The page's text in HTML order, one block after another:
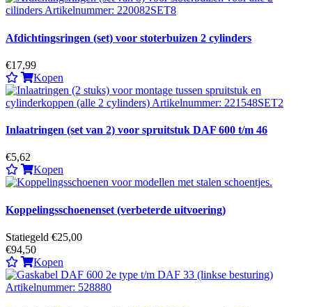
Afdichtingsringen (set) voor stoterbuizen 2 cylinders
€17,99
Kopen
Inlaatringen (set van 2) voor spruitstuk DAF 600 t/m 46
€5,62
Kopen
Koppelingsschoenenset (verbeterde uitvoering)
Statiegeld €25,00
€94,50
Kopen